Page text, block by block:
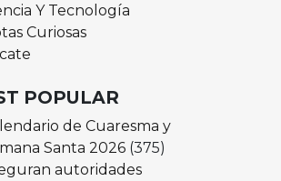
Y Tecnología
Curiosas
POPULAR
de Cuaresma y
Santa 2026 (375)
autoridades